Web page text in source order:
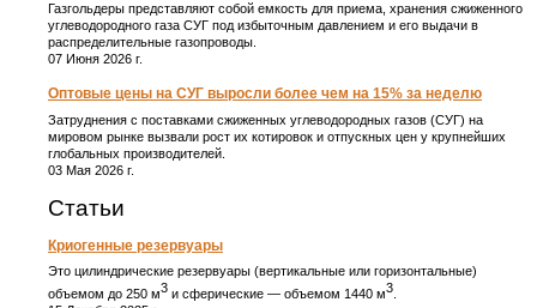
Газгольдеры представляют собой емкость для приема, хранения сжиженного
углеводородного газа СУГ под избыточным давлением и его выдачи в
распределительные газопроводы.
07 Июня 2026 г.
Оптовые цены на СУГ выросли более чем на 15% за неделю
Затруднения с поставками сжиженных углеводородных газов (СУГ) на
мировом рынке вызвали рост их котировок и отпускных цен у крупнейших
глобальных производителей.
03 Мая 2026 г.
Статьи
Криогенные резервуары
Это цилиндрические резервуары (вертикальные или горизонтальные)
объемом до 250 м3 и сферические ― объемом 1440 м3